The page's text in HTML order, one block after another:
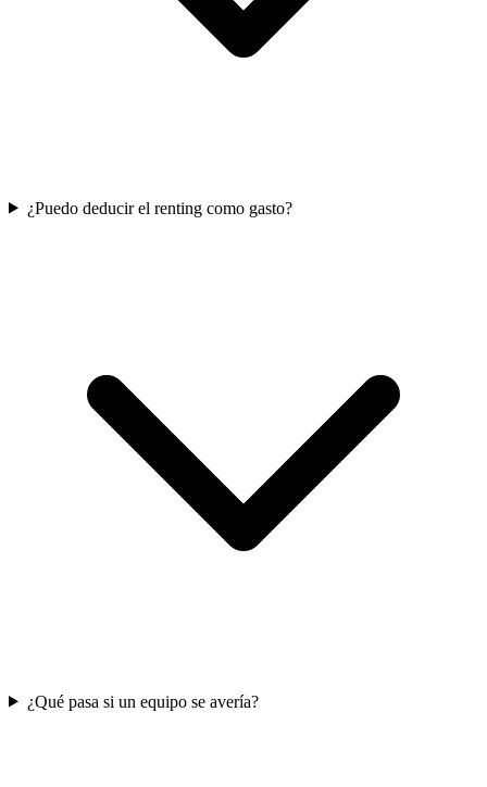
¿Puedo deducir el renting como gasto?
¿Qué pasa si un equipo se avería?